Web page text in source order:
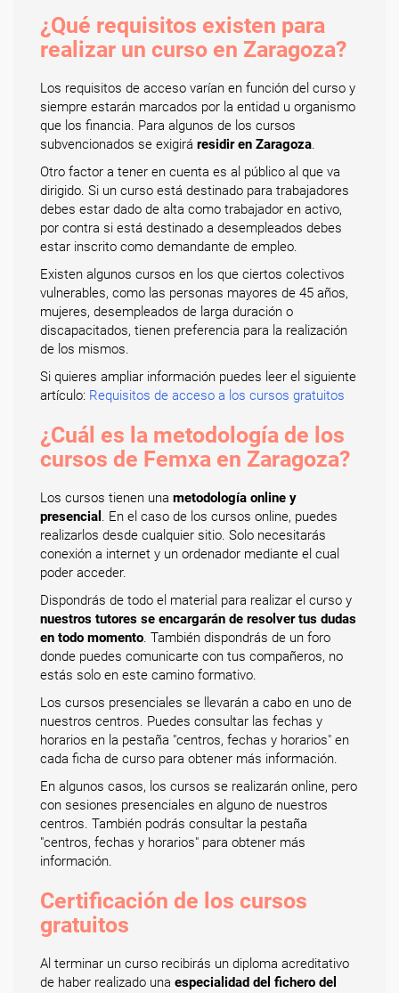
¿Qué requisitos existen para
realizar un curso en Zaragoza?
Los requisitos de acceso varían en función del curso y
siempre estarán marcados por la entidad u organismo
que los financia. Para algunos de los cursos
subvencionados se exigirá residir en Zaragoza.
Otro factor a tener en cuenta es al público al que va
dirigido. Si un curso está destinado para trabajadores
debes estar dado de alta como trabajador en activo,
por contra si está destinado a desempleados debes
estar inscrito como demandante de empleo.
Existen algunos cursos en los que ciertos colectivos
vulnerables, como las personas mayores de 45 años,
mujeres, desempleados de larga duración o
discapacitados, tienen preferencia para la realización
de los mismos.
Si quieres ampliar información puedes leer el siguiente
artículo: Requisitos de acceso a los cursos gratuitos
¿Cuál es la metodología de los
cursos de Femxa en Zaragoza?
Los cursos tienen una metodología online y
presencial . En el caso de los cursos online, puedes
realizarlos desde cualquier sitio. Solo necesitarás
conexión a internet y un ordenador mediante el cual
poder acceder.
Dispondrás de todo el material para realizar el curso y
nuestros tutores se encargarán de resolver tus dudas
en todo momento. También dispondrás de un foro
donde puedes comunicarte con tus compañeros, no
estás solo en este camino formativo.
Los cursos presenciales se llevarán a cabo en uno de
nuestros centros. Puedes consultar las fechas y
horarios en la pestaña "centros, fechas y horarios" en
cada ficha de curso para obtener más información.
En algunos casos, los cursos se realizarán online, pero
con sesiones presenciales en alguno de nuestros
centros. También podrás consultar la pestaña
"centros, fechas y horarios" para obtener más
información.
Certificación de los cursos
gratuitos
Al terminar un curso recibirás un diploma acreditativo
de haber realizado una especialidad del fichero del